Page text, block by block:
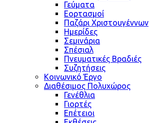
Γεύματα
Εορτασμοί
Παζάρι Χριστουγέννων
Ημερίδες
Σεμινάρια
Σπέσιαλ
Πνευματικές Βραδιές
Συζητήσεις
Κοινωνικό Έργο
Διαθέσιμος Πολυχώρος
Γενέθλια
Γιορτές
Επέτειοι